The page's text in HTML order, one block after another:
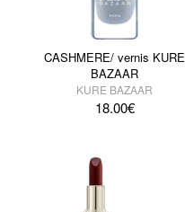
CASHMERE/ vernis KURE
BAZAAR
KURE BAZAAR
18.00€